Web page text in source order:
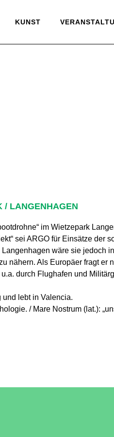
KUNST
/ LANGENHAGEN
im Wietzepark
sei ARGO für Einsätze der
wäre sie jedoch
nähern. Als Europäer fragt er
durch Flughafen und
lebt in Valencia.
/ Mare Nostrum (lat.):